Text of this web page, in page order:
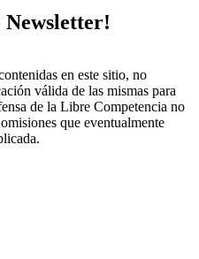
Newsletter!
en este sitio, no
válida de las mismas para
de la Libre Competencia no
que eventualmente